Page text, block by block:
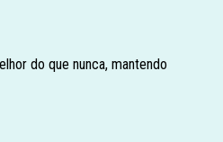
do que nunca, mantendo